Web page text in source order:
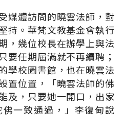
媒體訪問的曉雲法師，對
持。華梵文教基金會執行
，幾位校長在辦學上與法
要任期屆滿就不再續聘；
學校圖書館，也在曉雲法
置位置，「曉雲法師的佛
及，只要她一開口，出家
一致通過，」李復甸說